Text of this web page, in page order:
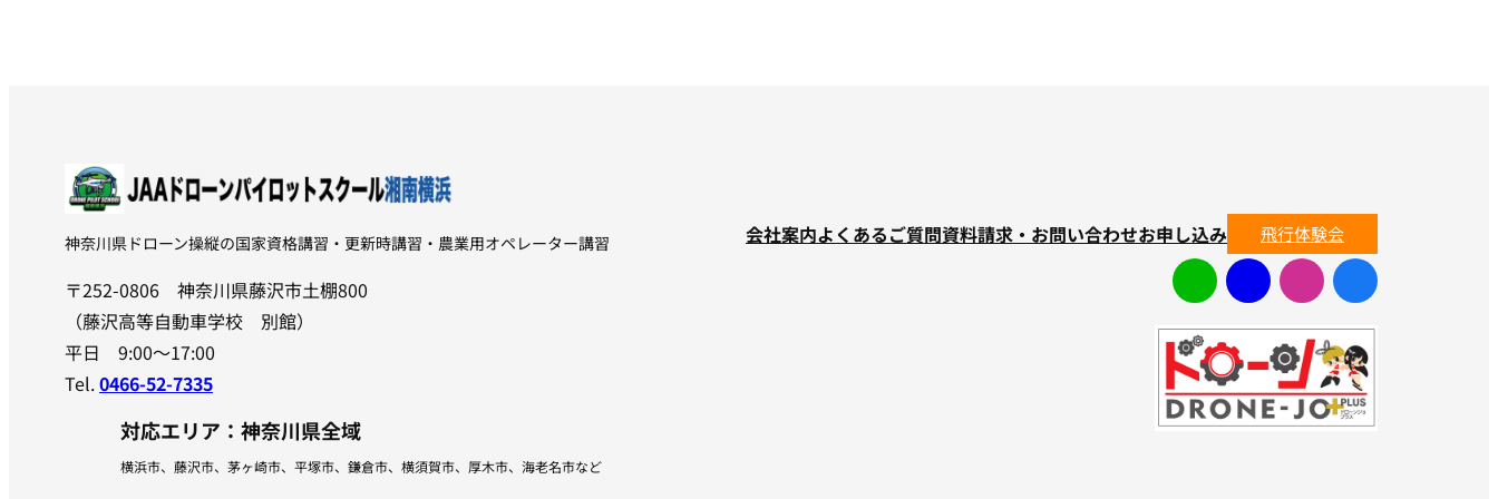
神奈川県ドローン操縦の国家資格講習・更新時講習・農業用オペレーター講習
〒252-0806 神奈川県藤沢市土棚800
（藤沢高等自動車学校 別館）
平日 9:00〜17:00
Tel.0466-52-7335
対応エリア：神奈川県全域
横浜市、藤沢市、茅ヶ崎市、平塚市、鎌倉市、横須賀市、厚木市、海老名市など
会社案内よくあるご質問資料請求・お問い合わせお申し込み 飛行体験会
ア
イ
コ
リ
ン
ク
ア
イ
コ
リ
ン
ク
ア
イ
コ
リ
ン
ク
ア
イ
コ
リ
ン
ク